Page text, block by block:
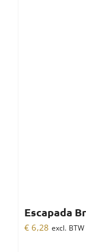
Escapada
€ 6,28 excl. BTW